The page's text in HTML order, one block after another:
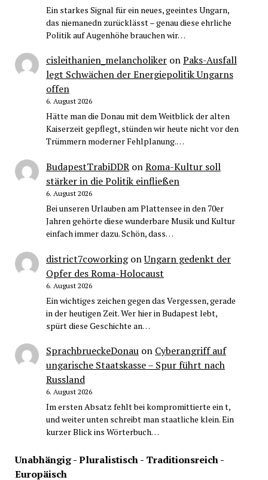
Ein starkes Signal für ein neues, geeintes Ungarn,
das niemanedn zurücklässt – genau diese ehrliche
Politik auf Augenhöhe brauchen wir…
cisleithanien_melancholikeronPaks-Ausfall
legt Schwächen der Energiepolitik Ungarns
offen
6. August 2026
Hätte man die Donau mit dem Weitblick der alten
Kaiserzeit gepflegt, stünden wir heute nicht vor den
Trümmern moderner Fehlplanung.…
BudapestTrabiDDRonRoma-Kultur soll
stärker in die Politik einfließen
6. August 2026
Bei unseren Urlauben am Plattensee in den 70er
Jahren gehörte diese wunderbare Musik und Kultur
einfach immer dazu. Schön, dass…
district7coworkingonUngarn gedenkt der
Opfer des Roma-Holocaust
6. August 2026
Ein wichtiges zeichen gegen das Vergessen, gerade
in der heutigen Zeit. Wer hier in Budapest lebt,
spürt diese Geschichte an…
SprachbrueckeDonauon Cyberangriff auf
ungarische Staatskasse – Spur führt nach
Russland
6. August 2026
Im ersten Absatz fehlt bei kompromittierte ein t,
und weiter unten schreibt man staatliche klein. Ein
kurzer Blick ins Wörterbuch…
Unabhängig - Pluralistisch - Traditionsreich -
Europäisch